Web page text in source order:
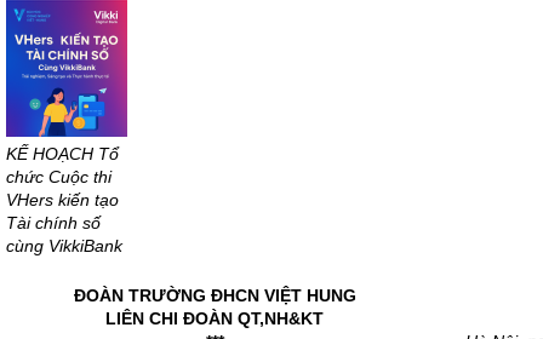
KẾ HOẠCH Tổ
chức Cuộc thi
VHers kiến tạo
Tài chính số
cùng VikkiBank
ĐOÀN TRƯỜNG ĐHCN VIỆT HUNG
LIÊN CHI ĐOÀN QT,NH&KT